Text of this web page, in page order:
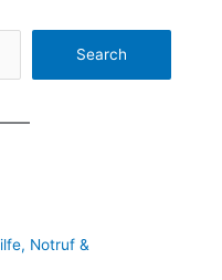
Search
Notruf &